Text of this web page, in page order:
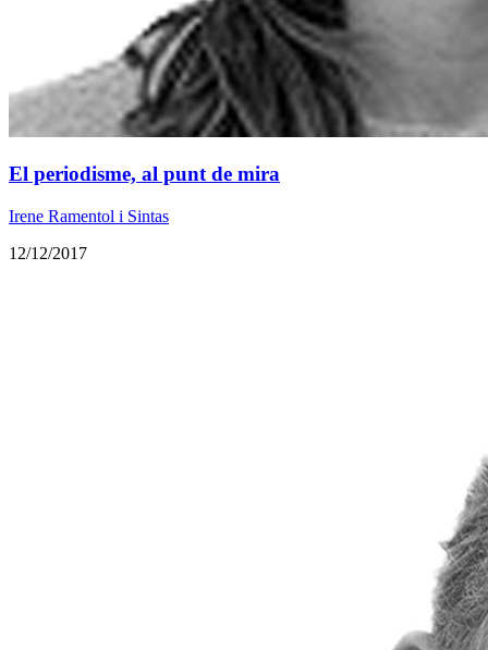
El periodisme, al punt de mira
Irene Ramentol i Sintas
12/12/2017